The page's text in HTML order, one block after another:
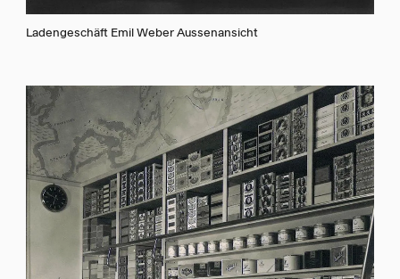
Ladengeschäft Emil Weber Aussenansicht